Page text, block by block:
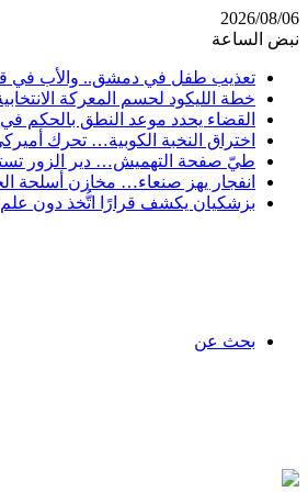
2026/08/06
نبض الساعة
تعذيب طفل في دمشق.. والأب في
خطة الليكود لحسم المعركة
القضاء يحدد موعد النطق بالحكم
اختراق النخبة الكوبية… تحرك
طيّ صفحة التهميش… دير الزور
انفجار يهز صنعاء… مخازن أسلحة
بزشكيان يكشف قرارًا اتُّخذ دون
بحث عن